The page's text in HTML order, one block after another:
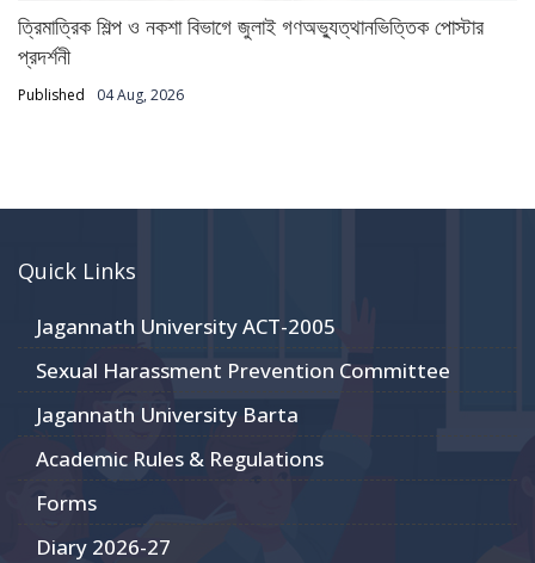
ত্রিমাত্রিক শিল্প ও নকশা বিভাগে জুলাই গণঅভ্যুত্থানভিত্তিক পোস্টার
প্রদর্শনী
Published 04 Aug, 2026
Quick Links
Jagannath University ACT-2005
Sexual Harassment Prevention Committee
Jagannath University Barta
Academic Rules & Regulations
Forms
Diary 2026-27